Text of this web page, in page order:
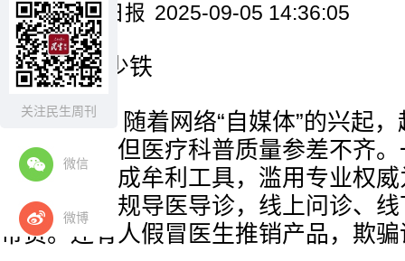
关注民生周刊
微信
微博
来源：人民日报 2025-09-05 14:36:05
记者 申少铁
近年来，随着网络“自媒体”的兴起
医疗科普，但医疗科普质量参差不齐
医疗科普当成牟利工具，滥用专业权
科普名义违规导医导诊，线上问诊、
带货。还有人假冒医生推销产品，欺